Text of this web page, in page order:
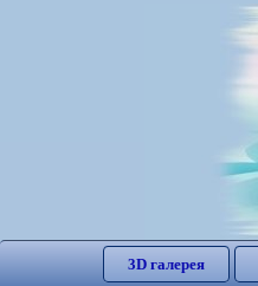
3D галерея